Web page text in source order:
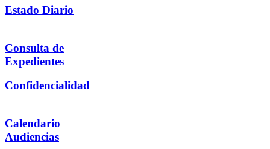
Estado Diario
Consulta de
Expedientes
Confidencialidad
Calendario
Audiencias